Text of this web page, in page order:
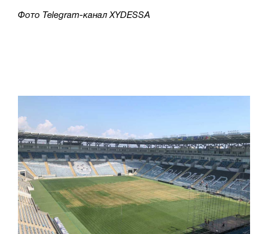
Фото Telegram-канал XYDESSA